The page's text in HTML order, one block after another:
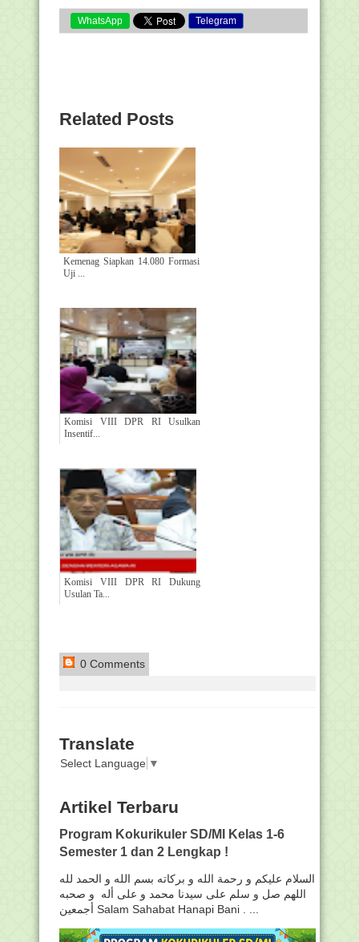
WhatsApp Telegram
Related Posts
Kemenag Siapkan 14.080 Formasi
Uji ...
Komisi VIII DPR RI Usulkan
Insentif...
Komisi VIII DPR RI Dukung
Usulan Ta...
0 Comments
Translate
Select Language ▼
Artikel Terbaru
Program Kokurikuler SD/MI Kelas 1-6
Semester 1 dan 2 Lengkap !
السلام عليكم و رحمة الله و بركاته بسم الله و الحمد لله
اللهم صل و سلم على سيدنا محمد و على أله و صحبه
أجمعين Salam Sahabat Hanapi Bani . ...